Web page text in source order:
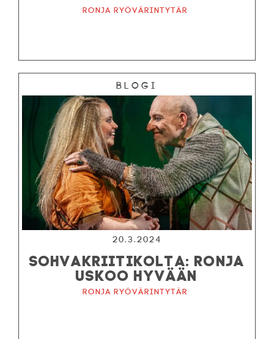
Ronja ryövärintytär
Blogi
20.3.2024
SOHVAKRIITIKOLTA: RONJA
USKOO HYVÄÄN
Ronja ryövärintytär